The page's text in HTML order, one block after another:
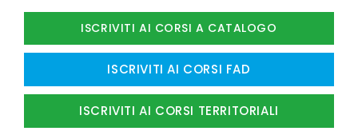
ISCRIVITI AI CORSI A CATALOGO
ISCRIVITI AI CORSI FAD
ISCRIVITI AI CORSI TERRITORIALI